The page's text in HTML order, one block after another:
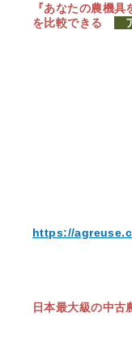
『あなたの農機具
を比較できる
https://
日本最大級の中